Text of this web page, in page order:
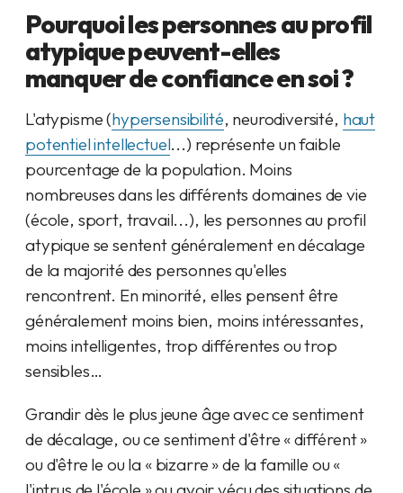
Pourquoi les personnes au profil
atypique peuvent-elles
manquer de confiance en soi ?
L'atypisme (hypersensibilité, neurodiversité, haut
potentiel intellectuel...) représente un faible
pourcentage de la population. Moins
nombreuses dans les différents domaines de vie
(école, sport, travail...), les personnes au profil
atypique se sentent généralement en décalage
de la majorité des personnes qu'elles
rencontrent. En minorité, elles pensent être
généralement moins bien, moins intéressantes,
moins intelligentes, trop différentes ou trop
sensibles…
Grandir dès le plus jeune âge avec ce sentiment
de décalage, ou ce sentiment d'être « différent »
ou d'être le ou la « bizarre » de la famille ou «